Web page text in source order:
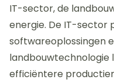
IT-sector, de
energie. De IT-
softwareoplossingen
landbouwtechnologie
efficiëntere